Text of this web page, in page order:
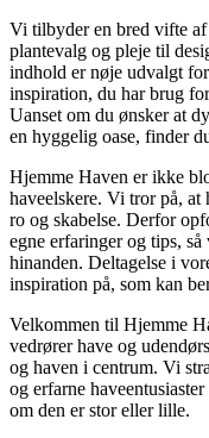
Vi tilbyder en bred vifte
plantevalg og pleje til
indhold er nøje udvalgt
inspiration, du har brug
Uanset om du ønsker at
en hyggelig oase, finder
Hjemme Haven er ikke
haveelskere. Vi tror på,
ro og skabelse. Derfor
egne erfaringer og tips,
hinanden. Deltagelse i
inspiration på, som kan
Velkommen til Hjemme
vedrører have og
og haven i centrum. Vi
og erfarne
om den er stor eller lille.